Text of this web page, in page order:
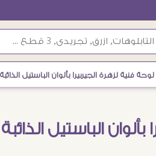
لوحة فنية لزهرة الجيربيرا بألوان الباستيل الذائبة
الباستيل الذائبة